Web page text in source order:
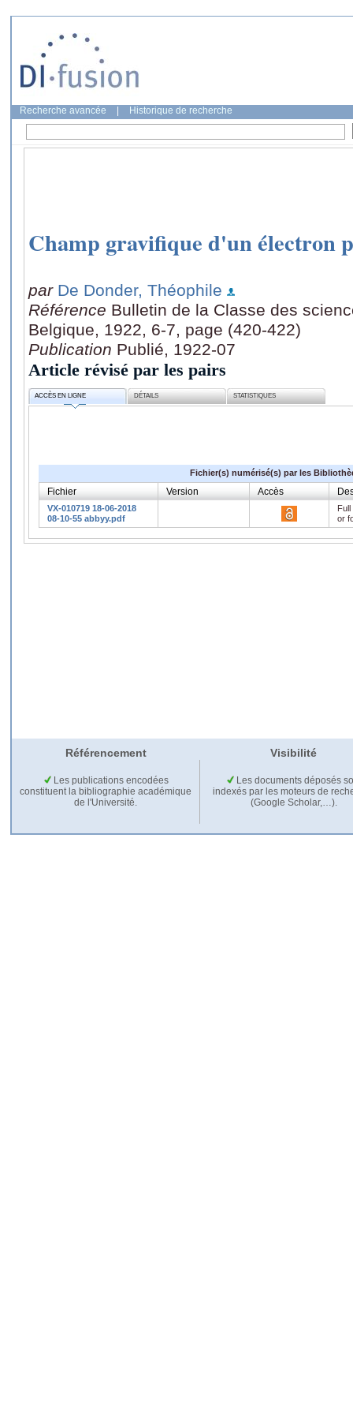
Recherche avancée Historique de recherche
Champ gravifique d'un électron
par De Donder, Théophile
Référence Bulletin de la Classe des
Belgique, 1922, 6-7, page (420-422)
Publication Publié, 1922-07
Article révisé par les pairs
ACCÈS EN LIGNE DÉTAILS STATISTIQUES
Fichier(s) numérisé(s) par les
Fichier Version Accès
VX-010719 18-06-2018
08-10-55 abbyy.pdf
or
Référencement Visibilité
Les publications encodées
constituent la bibliographie académique
de l'Université.
Les documents déposés
indexés par les moteurs de
(Google Scholar,…).